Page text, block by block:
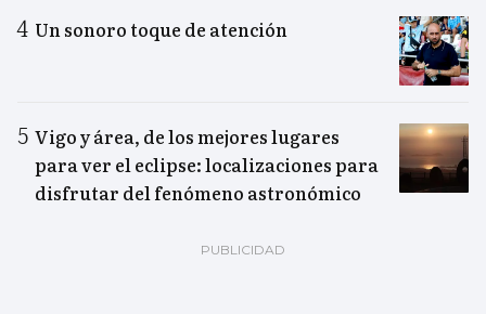
Un sonoro toque de atención
Vigo y área, de los mejores lugares
para ver el eclipse: localizaciones para
disfrutar del fenómeno astronómico